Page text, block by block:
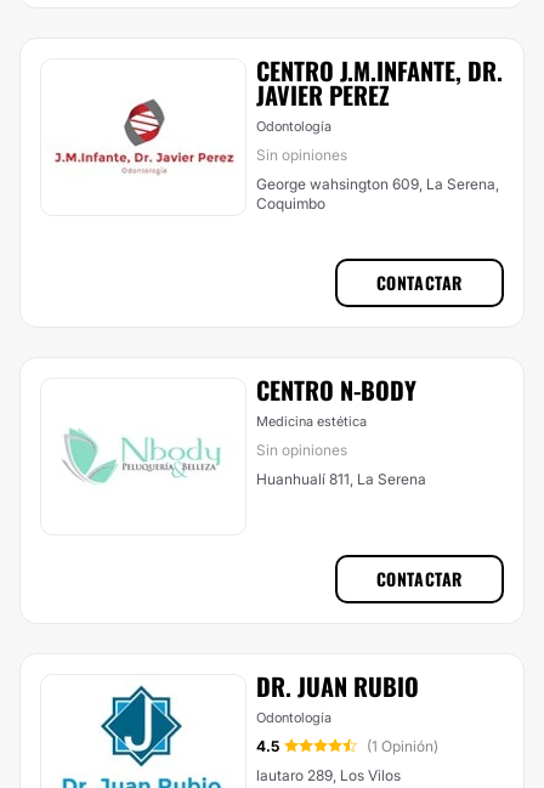
CENTRO J.M.INFANTE, DR.
JAVIER PEREZ
Odontología
Sin opiniones
George wahsington 609, La Serena,
Coquimbo
CONTACTAR
CENTRO N-BODY
Medicina estética
Sin opiniones
Huanhualí 811, La Serena
CONTACTAR
DR. JUAN RUBIO
Odontología
4.5
(1 Opinión)
lautaro 289, Los Vilos